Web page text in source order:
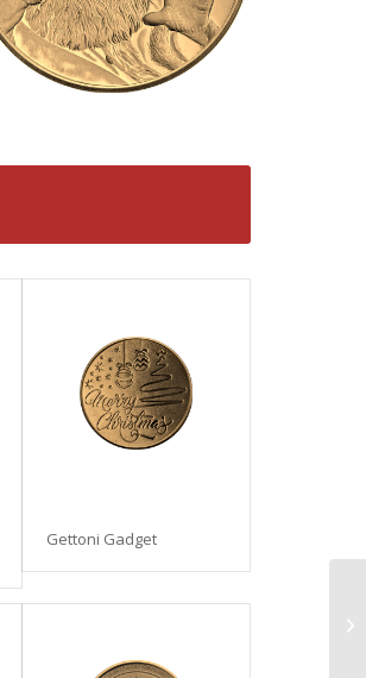
Gettoni Gadget